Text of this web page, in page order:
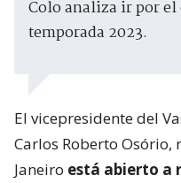
Colo analiza ir por
temporada 2023.
El vicepresidente del
Carlos Roberto Osório,
Janeiro está abierto a